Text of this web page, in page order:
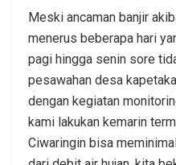
Meski ancaman banjir
menerus beberapa hari
pagi hingga senin sore
pesawahan desa
dengan kegiatan
kami lakukan kemarin
Ciwaringin bisa